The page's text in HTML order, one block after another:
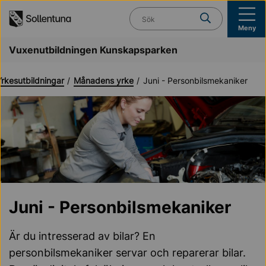
Vad söker du?
Meny
Vuxenutbildningen Kunskapsparken
Månadens yrke Juni - Personbilsmekaniker
Juni - Personbilsmekaniker
Är du intresserad av bilar? En
personbilsmekaniker servar och reparerar bilar.